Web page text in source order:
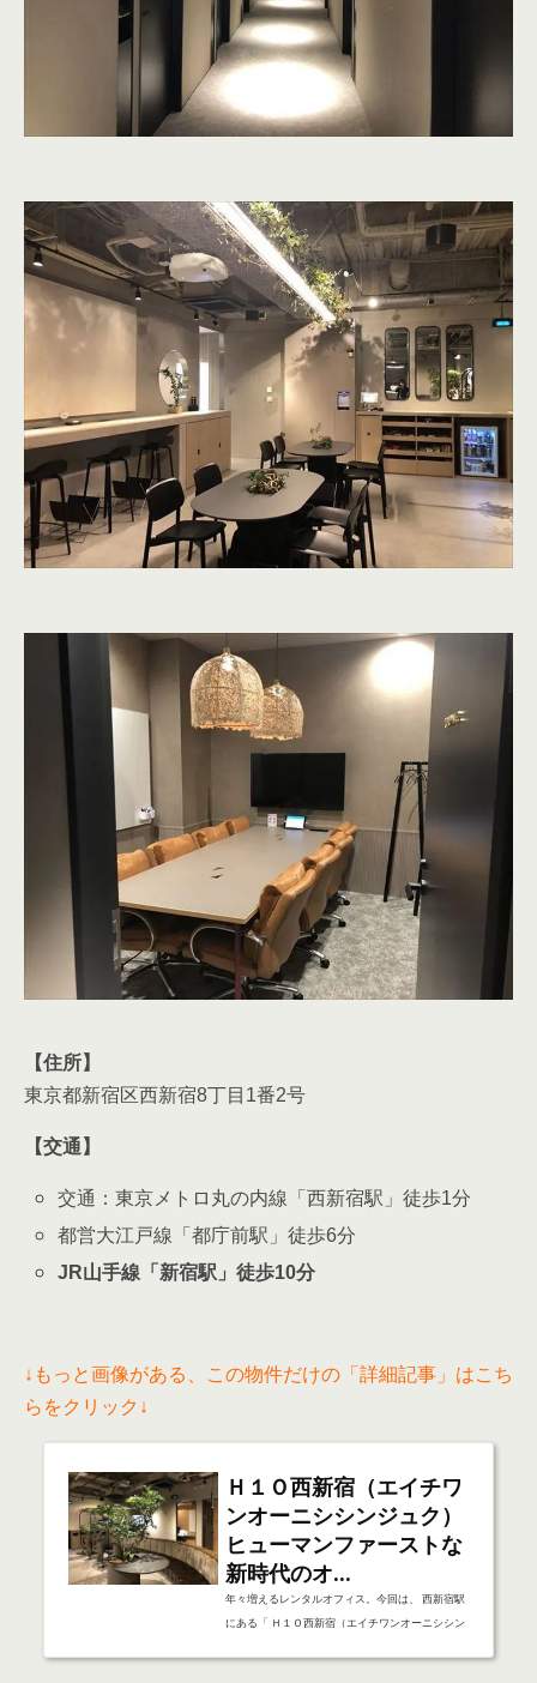
【住所】
東京都新宿区西新宿8丁目1番2号
【交通】
交通：東京メトロ丸の内線「西新宿駅」徒歩1分
都営大江戸線「都庁前駅」徒歩6分
JR山手線「新宿駅」徒歩10分
↓もっと画像がある、この物件だけの「詳細記事」はこち
らをクリック↓
Ｈ１Ｏ西新宿（エイチワ
ンオーニシシンジュク）
ヒューマンファーストな
新時代のオ...
年々増えるレンタルオフィス。今回は、 西新宿駅
にある「 Ｈ１Ｏ西新宿（エイチワンオーニシシン